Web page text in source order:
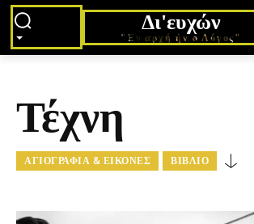
Δι'ευχών
"Εν αρχή ήν ο Λόγος"
Τέχνη
ΑΓΙΟΓΡΑΦΊΑ & ΕΙΚΌΝΕΣ ΒΙΒΛΊΟ